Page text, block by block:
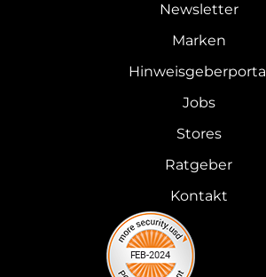
Newsletter
Marken
Hinweisgeberportal
Jobs
Stores
Ratgeber
Kontakt